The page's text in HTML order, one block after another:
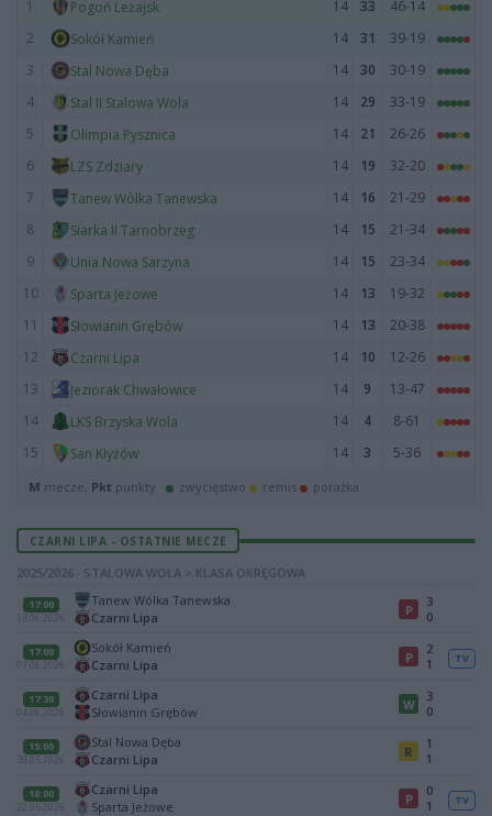
1 Pogoń Leżajsk 14 33
46-14
2
Sokół Kamień 14 31
39-19
3
Stal Nowa Dęba 14 30
30-19
4
Stal II Stalowa Wola 14 29
33-19
5
Olimpia Pysznica 14 21
26-26
6
LZS Zdziary 14 19
32-20
7
Tanew Wólka Tanewska 14 16
21-29
8
Siarka II Tarnobrzeg 14 15
21-34
9
Unia Nowa Sarzyna 14 15
23-34
10
Sparta Jeżowe 14 13
19-32
11
Słowianin Grębów 14 13
20-38
12
Czarni Lipa 14 10
12-26
13
Jeziorak Chwałowice 14 9
13-47
14
LKS Brzyska Wola 14 4
8-61
15
San Kłyżów 14 3 5-36
M mecze, Pkt punkty · zwycięstwo remis porażka
CZARNI LIPA - OSTATNIE MECZE
2025/2026 · STALOWA WOLA > KLASA OKRĘGOWA
17:00
13.06.2026
Tanew Wólka Tanewska
Czarni Lipa
P
3
0
17:00
07.06.2026
Sokół Kamień
Czarni Lipa
P
2
1
TV
17:30
04.06.2026
Czarni Lipa
Słowianin Grębów
W
3
0
15:00
30.05.2026
Stal Nowa Dęba
Czarni Lipa
R
1
1
18:00
22.05.2026
Czarni Lipa
Sparta Jeżowe
P
0
1
TV